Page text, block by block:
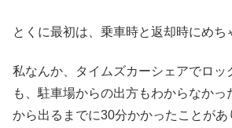
とくに最初は、乗車時と返却時にめち
私なんか、タイムズカーシェアでロッ
も、駐車場からの出方もわからなか
から出るまでに30分かかったことがあ